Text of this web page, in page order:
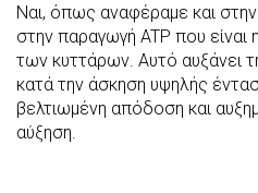
Ναι, όπως αναφέραμε και
στην παραγωγή ATP που είναι
των κυττάρων. Αυτό αυξάνει
κατά την άσκηση υψηλής
βελτιωμένη απόδοση και
αύξηση.